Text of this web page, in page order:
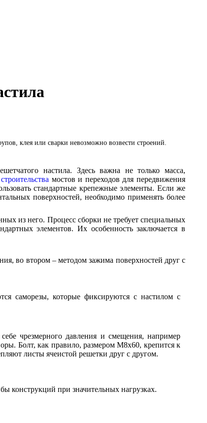
клея или сварки невозможно возвести строений.
настила. Здесь важна не только масса,
мостов и переходов для передвижения
стандартные крепежные элементы. Если же
поверхностей, необходимо применять более
из него. Процесс сборки не требует специальных
элементов. Их особенность заключается в
во втором – методом зажима поверхностей друг с
саморезы, которые фиксируются с настилом с
чрезмерного давления и смещения, например
Болт, как правило, размером М8х60, крепится к
листы ячеистой решетки друг с другом.
конструкций при значительных нагрузках.